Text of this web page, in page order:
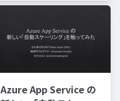
(Tomotaka
Azure App Service の